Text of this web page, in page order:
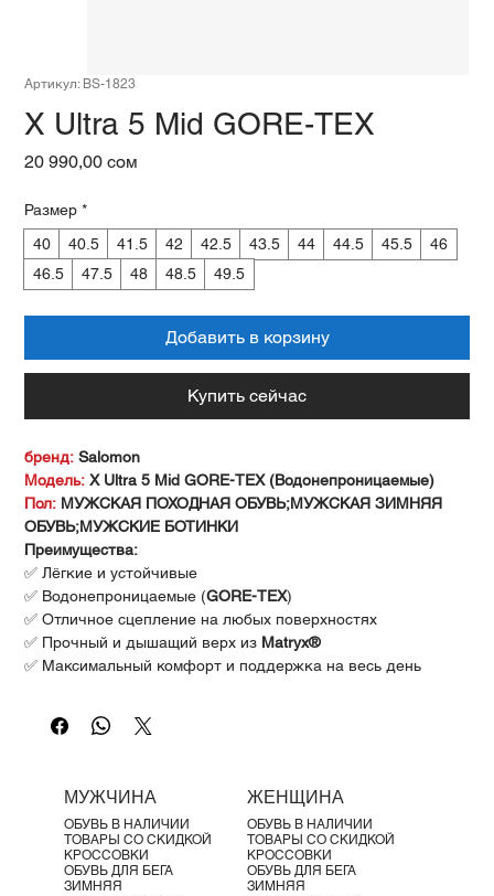
Артикул: BS-1823
X Ultra 5 Mid GORE-TEX
20 990,00 сом
Размер *
40
40.5 41.5 42 42.5 43.5 44 44.5 45.5
46
46.5
47.5 48 48.5 49.5
Добавить в корзину
Купить сейчас
бренд: Salomon
Модель:X Ultra 5 Mid GORE-TEX (Водонепроницаемые)
Пол: МУЖСКАЯ ПОХОДНАЯ ОБУВЬ;МУЖСКАЯ ЗИМНЯЯ
ОБУВЬ;МУЖСКИЕ БОТИНКИ
Преимущества:
✅ Лёгкие и устойчивые
✅ Водонепроницаемые (GORE-TEX)
✅ Отличное сцепление на любых поверхностях
✅ Прочный и дышащий верх из Matryx®
✅ Максимальный комфорт и поддержка на весь день
ботинки, которые придают уверенности на любых
для безопасности и подвижности на тропах: прочный верх
Matryx®, долговечная подошваContagrip®для сцепления и
комфортный воротник для долгих переходов.
Лучше всего подходят для:
МУЖЧИНА
ОБУВЬ В НАЛИЧИИ
ТОВАРЫ СО СКИДКОЙ
КРОССОВКИ
ОБУВЬ ДЛЯ БЕГА
ЗИМНЯЯ
ЖЕНЩИНА
ОБУВЬ В НАЛИЧИИ
ТОВАРЫ СО СКИДКОЙ
КРОССОВКИ
ОБУВЬ ДЛЯ БЕГА
ЗИМНЯЯ